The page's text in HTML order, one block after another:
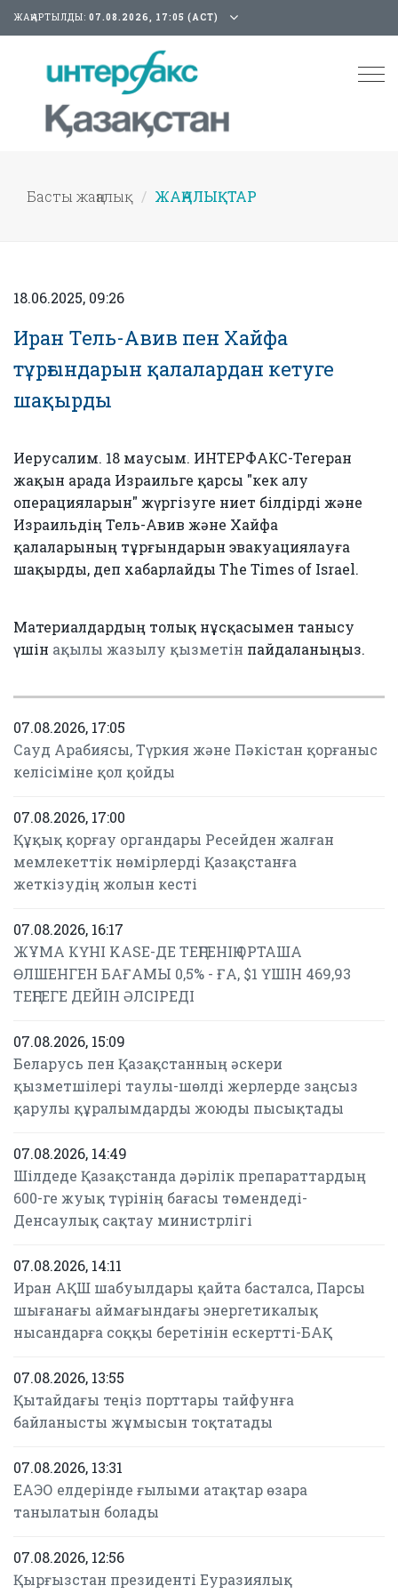
ЖАҢАРТЫЛДЫ: 07.08.2026, 17:05 (АСТ)
Басты жаңалық ЖАҢАЛЫҚТАР
18.06.2025, 09:26
Иран Тель-Авив пен Хайфа
тұрғындарын қалалардан кетуге
шақырды
Иерусалим. 18 маусым. ИНТЕРФАКС-Тегеран
жақын арада Израильге қарсы "кек алу
операцияларын" жүргізуге ниет білдірді және
Израильдің Тель-Авив және Хайфа
қалаларының тұрғындарын эвакуациялауға
шақырды, деп хабарлайды The Times of Israel.
Материалдардың толық нұсқасымен танысу
үшін ақылы жазылу қызметін пайдаланыңыз.
07.08.2026, 17:05
Сауд Арабиясы, Түркия және Пәкістан қорғаныс
келісіміне қол қойды
07.08.2026, 17:00
Құқық қорғау органдары Ресейден жалған
мемлекеттік нөмірлерді Қазақстанға
жеткізудің жолын кесті
07.08.2026, 16:17
ЖҰМА КҮНІ KASE-ДЕ ТЕҢГЕНІҢ ОРТАША
ӨЛШЕНГЕН БАҒАМЫ 0,5% - ҒА, $1 ҮШІН 469,93
ТЕҢГЕГЕ ДЕЙІН ӘЛСІРЕДІ
07.08.2026, 15:09
Беларусь пен Қазақстанның әскери
қызметшілері таулы-шөлді жерлерде заңсыз
қарулы құралымдарды жоюды пысықтады
07.08.2026, 14:49
Шілдеде Қазақстанда дәрілік препараттардың
600-ге жуық түрінің бағасы төмендеді-
Денсаулық сақтау министрлігі
07.08.2026, 14:11
Иран АҚШ шабуылдары қайта басталса, Парсы
шығанағы аймағындағы энергетикалық
нысандарға соққы беретінін ескертті-БАҚ
07.08.2026, 13:55
Қытайдағы теңіз порттары тайфунға
байланысты жұмысын тоқтатады
07.08.2026, 13:31
ЕАЭО елдерінде ғылыми атақтар өзара
танылатын болады
07.08.2026, 12:56
Қырғызстан президенті Еуразиялық